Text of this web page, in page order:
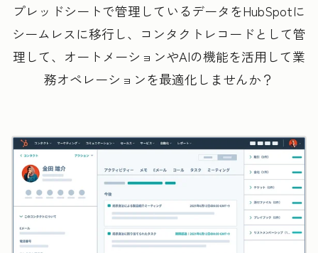
プレッドシートで管理しているデータをHubSpotに
シームレスに移行し、コンタクトレコードとして管
理して、オートメーションやAIの機能を活用して業
務オペレーションを最適化しませんか？